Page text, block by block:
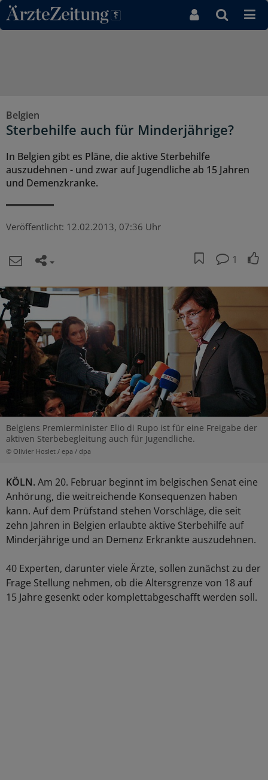
Direkt zum Inhaltsbereich
Belgien
Sterbehilfe auch für Minderjährige?
In Belgien gibt es Pläne, die aktive Sterbehilfe
auszudehnen - und zwar auf Jugendliche ab 15 Jahren
und Demenzkranke.
Veröffentlicht: 12.02.2013, 07:36 Uhr
1
Belgiens Premierminister Elio di Rupo ist für eine Freigabe der
aktiven Sterbebegleitung auch für Jugendliche.
© Olivier Hoslet / epa / dpa
KÖLN.Am 20. Februar beginnt im belgischen Senat eine
Anhörung, die weitreichende Konsequenzen haben
kann. Auf dem Prüfstand stehen Vorschläge, die seit
zehn Jahren in Belgien erlaubte aktive Sterbehilfe auf
Minderjährige und an Demenz Erkrankte auszudehnen.
40 Experten, darunter viele Ärzte, sollen zunächst zu der
Frage Stellung nehmen, ob die Altersgrenze von 18 auf
15 Jahre gesenkt oder komplettabgeschafft werden soll.